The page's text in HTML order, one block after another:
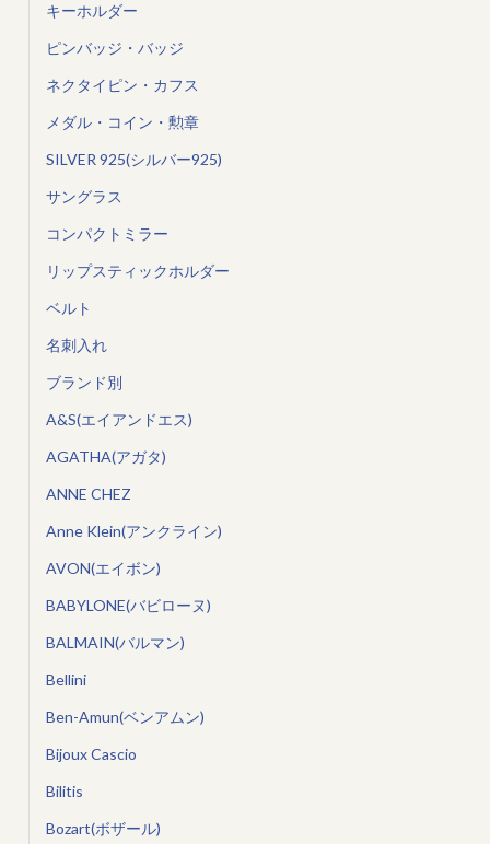
キーホルダー
ピンバッジ・バッジ
ネクタイピン・カフス
メダル・コイン・勲章
SILVER 925(シルバー925)
サングラス
コンパクトミラー
リップスティックホルダー
ベルト
名刺入れ
ブランド別
A&S(エイアンドエス)
AGATHA(アガタ)
ANNE CHEZ
Anne Klein(アンクライン)
AVON(エイボン)
BABYLONE(バビローヌ)
BALMAIN(バルマン)
Bellini
Ben-Amun(ベンアムン)
Bijoux Cascio
Bilitis
Bozart(ボザール)